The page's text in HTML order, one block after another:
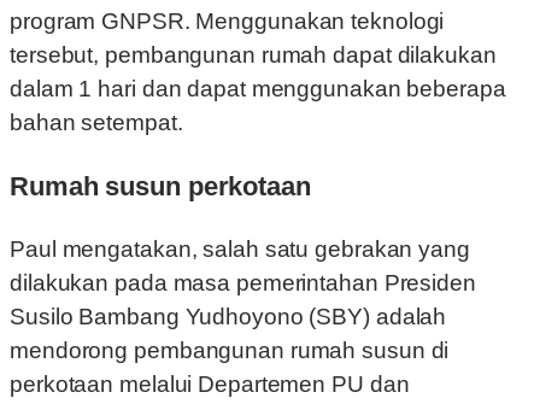
program GNPSR. Menggunakan teknologi
tersebut, pembangunan rumah dapat dilakukan
dalam 1 hari dan dapat menggunakan beberapa
bahan setempat.
Rumah susun perkotaan
Paul mengatakan, salah satu gebrakan yang
dilakukan pada masa pemerintahan Presiden
Susilo Bambang Yudhoyono (SBY) adalah
mendorong pembangunan rumah susun di
perkotaan melalui Departemen PU dan